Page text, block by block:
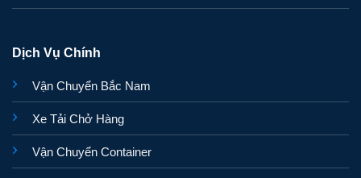
Dịch Vụ Chính
Vận Chuyển Bắc Nam
Xe Tải Chở Hàng
Vận Chuyển Container